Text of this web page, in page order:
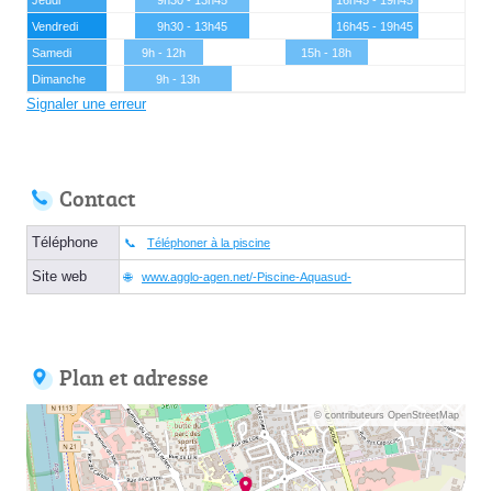
Vendredi
9h30 - 13h45
16h45 - 19h45
Samedi
9h - 12h
15h - 18h
Dimanche
9h - 13h
Signaler une erreur
Contact
Téléphone Téléphoner à la piscine
Site web www.agglo-agen.net/-Piscine-Aquasud-
Plan et adresse
© contributeurs OpenStreetMap